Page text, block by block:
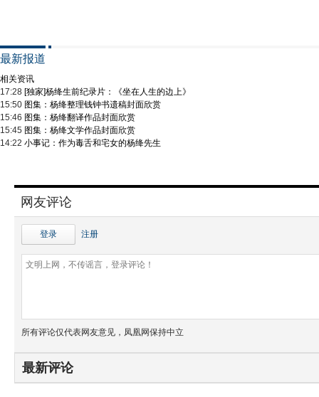
最新报道
相关资讯
17:28 [独家]杨绛生前纪录片：《坐在人生的边上》
15:50 图集：杨绛整理钱钟书遗稿封面欣赏
15:46 图集：杨绛翻译作品封面欣赏
15:45 图集：杨绛文学作品封面欣赏
14:22 小事记：作为毒舌和宅女的杨绛先生
网友评论
登录 注册
所有评论仅代表网友意见，凤凰网保持中立
最新评论